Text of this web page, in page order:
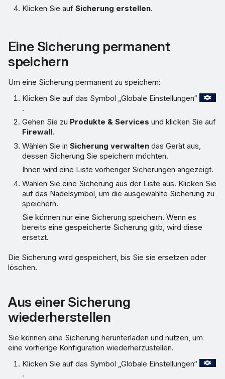
Klicken Sie aufSicherung erstellen.
Eine Sicherung permanent
speichern
Um eine Sicherung permanent zu speichern:
Klicken Sie auf das Symbol „Globale Einstellungen“
.
Gehen Sie zu Produkte & Services und klicken Sie auf
Firewall.
Wählen Sie inSicherung verwalten das Gerät aus,
dessen Sicherung Sie speichern möchten.
Ihnen wird eine Liste vorheriger Sicherungen angezeigt.
Wählen Sie eine Sicherung aus der Liste aus. Klicken Sie
auf das Nadelsymbol, um die ausgewählte Sicherung zu
speichern.
Sie können nur eine Sicherung speichern. Wenn es
bereits eine gespeicherte Sicherung gitb, wird diese
ersetzt.
Die Sicherung wird gespeichert, bis Sie sie ersetzen oder
löschen.
Aus einer Sicherung
wiederherstellen
Sie können eine Sicherung herunterladen und nutzen, um
eine vorherige Konfiguration wiederherzustellen.
Klicken Sie auf das Symbol „Globale Einstellungen“
.